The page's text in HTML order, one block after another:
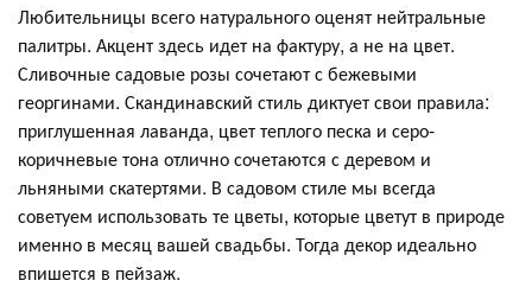
Любительницы всего натурального оценят нейтральные
палитры. Акцент здесь идет на фактуру, а не на цвет.
Сливочные садовые розы сочетают с бежевыми
георгинами. Скандинавский стиль диктует свои правила:
приглушенная лаванда, цвет теплого песка и серо-
коричневые тона отлично сочетаются с деревом и
льняными скатертями. В садовом стиле мы всегда
советуем использовать те цветы, которые цветут в природе
именно в месяц вашей свадьбы. Тогда декор идеально
впишется в пейзаж.